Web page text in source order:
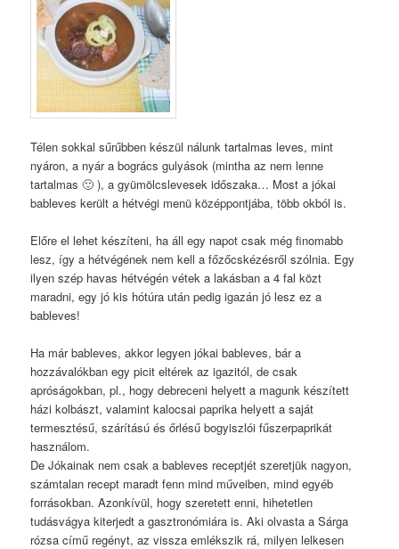
Télen sokkal sűrűbben készül nálunk tartalmas leves, mint
nyáron, a nyár a bogrács gulyások (mintha az nem lenne
tartalmas 🙂 ), a gyümölcslevesek időszaka… Most a jókai
bableves került a hétvégi menü középpontjába, több okból is.
Előre el lehet készíteni, ha áll egy napot csak még finomabb
lesz, így a hétvégének nem kell a főzőcskézésről szólnia. Egy
ilyen szép havas hétvégén vétek a lakásban a 4 fal közt
maradni, egy jó kis hótúra után pedig igazán jó lesz ez a
bableves!
Ha már bableves, akkor legyen jókai bableves, bár a
hozzávalókban egy picit eltérek az igazitól, de csak
apróságokban, pl., hogy debreceni helyett a magunk készített
házi kolbászt, valamint kalocsai paprika helyett a saját
termesztésű, szárítású és őrlésű bogyiszlói fűszerpaprikát
használom.
De Jókainak nem csak a bableves receptjét szeretjük nagyon,
számtalan recept maradt fenn mind műveiben, mind egyéb
forrásokban. Azonkívül, hogy szeretett enni, hihetetlen
tudásvágya kiterjedt a gasztronómiára is. Aki olvasta a Sárga
rózsa című regényt, az vissza emlékszik rá, milyen lelkesen